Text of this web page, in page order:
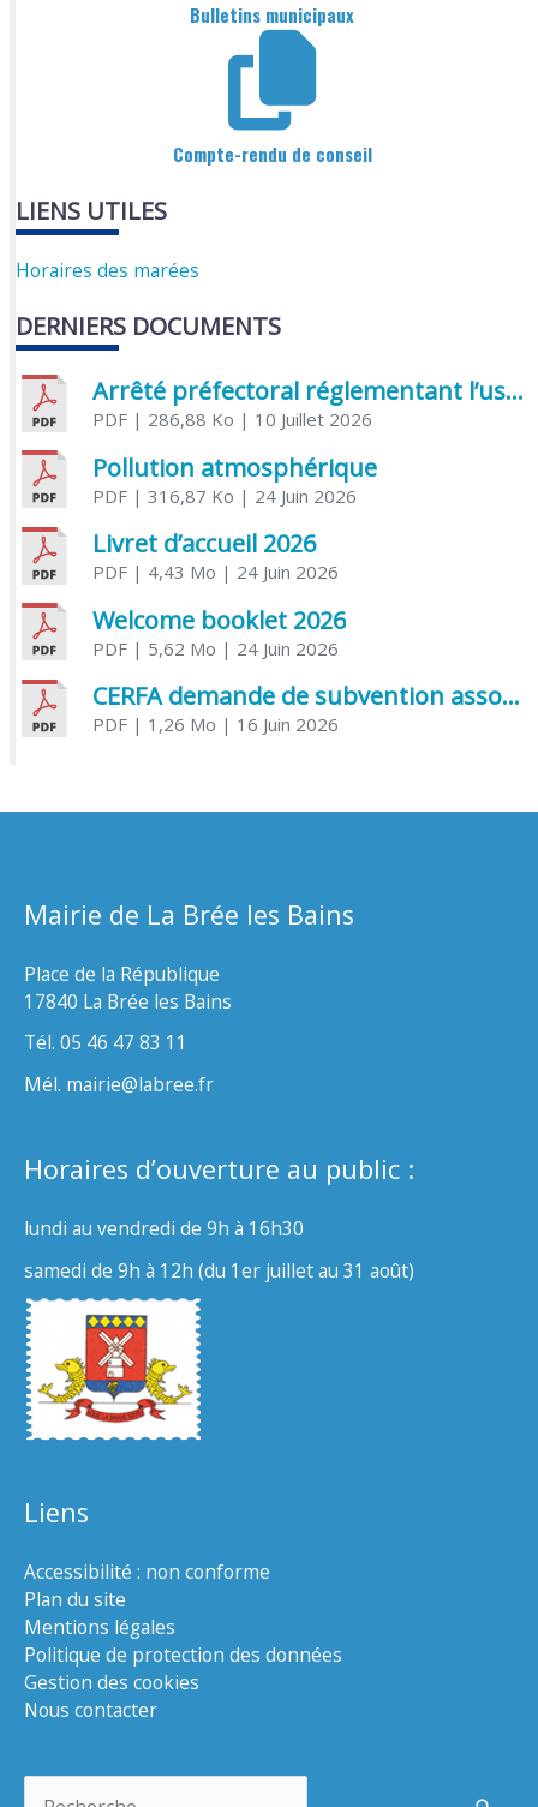
Bulletins municipaux
Compte-rendu de conseil
LIENS UTILES
Horaires des marées
DERNIERS DOCUMENTS
Arrêté préfectoral réglementant l’usage de l’eau
PDF| 286,88 Ko | 10 Juillet 2026
Pollution atmosphérique
PDF| 316,87 Ko | 24 Juin 2026
Livret d’accueil 2026
PDF| 4,43 Mo | 24 Juin 2026
Welcome booklet 2026
PDF| 5,62 Mo | 24 Juin 2026
CERFA demande de subvention association
PDF| 1,26 Mo | 16 Juin 2026
Mairie de La Brée les Bains
Place de la République
17840 La Brée les Bains
Tél. 05 46 47 83 11
Mél. mairie@labree.fr
Horaires d’ouverture au public :
lundi au vendredi de 9h à 16h30
samedi de 9h à 12h (du 1er juillet au 31 août)
Liens
Accessibilité : non conforme
Plan du site
Mentions légales
Politique de protection des données
Gestion des cookies
Nous contacter